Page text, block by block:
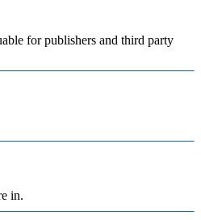
for publishers and third party
in.